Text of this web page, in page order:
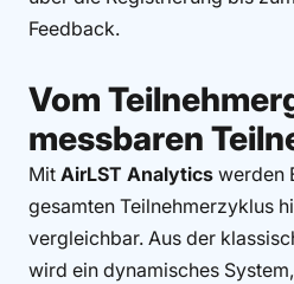
Feedback.
Vom
messbaren
Mit AirLST Analytics werden
gesamten Teilnehmerzyklus
vergleichbar. Aus der
wird ein dynamisches